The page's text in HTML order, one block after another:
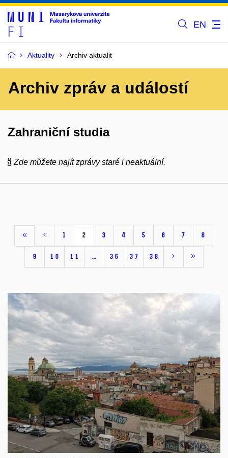
EN
Aktuality Archiv aktualit
Archiv zpráv a událostí
Zahraniční studia
Zde můžete najít zprávy staré i neaktuální.
1 2 3 4 5 6 7 8
9 10 11 … 36 37 38